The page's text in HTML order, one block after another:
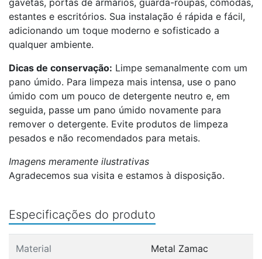
gavetas, portas de armários, guarda-roupas, cômodas,
estantes e escritórios. Sua instalação é rápida e fácil,
adicionando um toque moderno e sofisticado a
qualquer ambiente.
Dicas de conservação: Limpe semanalmente com um
pano úmido. Para limpeza mais intensa, use o pano
úmido com um pouco de detergente neutro e, em
seguida, passe um pano úmido novamente para
remover o detergente. Evite produtos de limpeza
pesados e não recomendados para metais.
Imagens meramente ilustrativas
Agradecemos sua visita e estamos à disposição.
Especificações do produto
Material Metal Zamac